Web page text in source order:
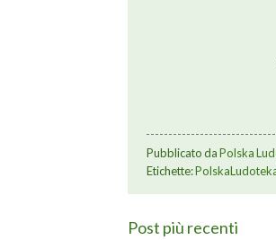
Pubblicato daPolska
Etichette:
Post più recenti